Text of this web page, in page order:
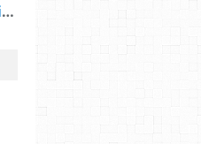
François, Ségo, Valérie, Julie et les autres